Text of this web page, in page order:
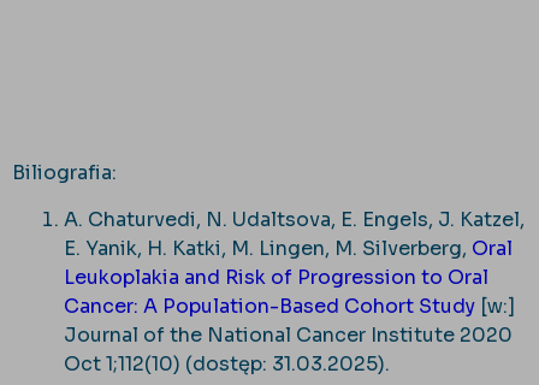
Biliografia:
A. Chaturvedi, N. Udaltsova, E. Engels, J. Katzel,
E. Yanik, H. Katki, M. Lingen, M. Silverberg, Oral
Leukoplakia and Risk of Progression to Oral
Cancer: A Population-Based Cohort Study [w:]
Journal of the National Cancer Institute 2020
Oct 1;112(10) (dostęp: 31.03.2025).